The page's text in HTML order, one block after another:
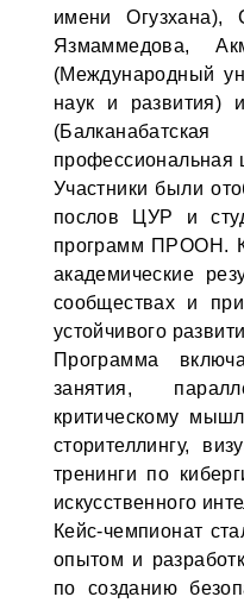
имени Огузхана),
Язмаммедова,
(Международный
наук и развития)
профессиональная
Участники были
послов ЦУР и
программ ПРООН.
академические
сообществах и
устойчивого
Программа
занятия,
критическому
сторителлингу,
тренинги по
искусственного
Кейс-чемпионат
опытом и
по созданию